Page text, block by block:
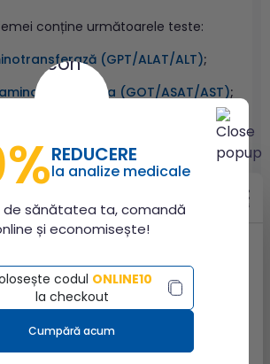
pentru a personaliza conținutul și
oferi funcții de rețele sociale și pentru
asemenea, le oferim partenerilor de
publicitate și de analize informații cu
conține următoarele teste:
(GPT/ALAT/ALT);
(GOT/ASAT/AST);
de stimulare tiroidiana);
REDUCERE
la analize medicale
de sănătatea ta, comandă
și economisește!
codul ONLINE10
la checkout
Cumpără acum